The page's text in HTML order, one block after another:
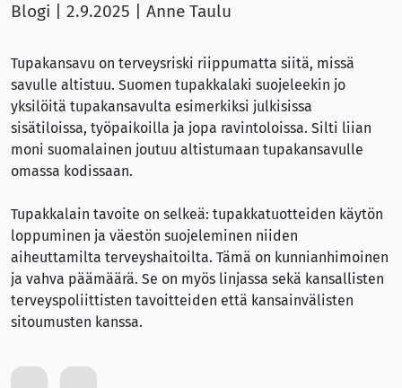
Blogi | 2.9.2025 | Anne Taulu
Tupakansavu on terveysriski riippumatta siitä, missä
savulle altistuu. Suomen tupakkalaki suojeleekin jo
yksilöitä tupakansavulta esimerkiksi julkisissa
sisätiloissa, työpaikoilla ja jopa ravintoloissa. Silti liian
moni suomalainen joutuu altistumaan tupakansavulle
omassa kodissaan.
Tupakkalain tavoite on selkeä: tupakkatuotteiden käytön
loppuminen ja väestön suojeleminen niiden
aiheuttamilta terveyshaitoilta. Tämä on kunnianhimoinen
ja vahva päämäärä. Se on myös linjassa sekä kansallisten
terveyspoliittisten tavoitteiden että kansainvälisten
sitoumusten kanssa.